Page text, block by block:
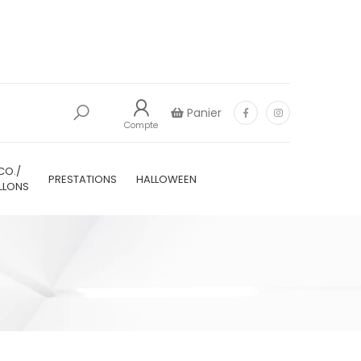
Compte
Panier
PRESTATIONS HALLOWEEN